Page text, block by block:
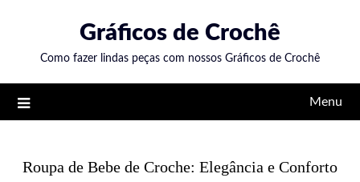
content
Gráficos de Crochê
Como fazer lindas peças com nossos Gráficos de Crochê
Menu
Roupa de Bebe de Croche: Elegância e Conforto